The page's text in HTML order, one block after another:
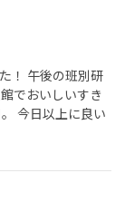
！ 午後の班別研
でおいしいすき
今日以上に良い